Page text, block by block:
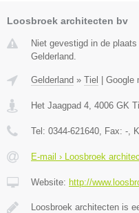
Loosbroek architecten bv
Niet gevestigd in de
Gelderland.
Gelderland » Tiel Google
Het Jaagpad 4, 4006 GK
Tel: 0344-621640, Fax: -,
E-mail › Loosbroek
Website: http://
Loosbroek architecten is